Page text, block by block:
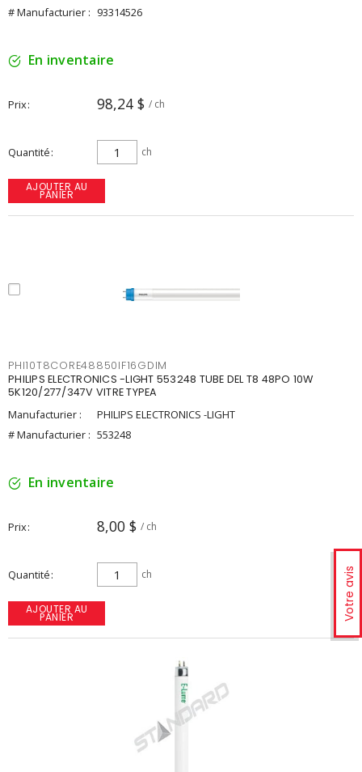
Votre avis
# Manufacturier : 93314526
En inventaire
Prix 98,24 $ / ch
Quantité ch
AJOUTER AU
PANIER
PHI10T8CORE48850IF16GDIM
PHILIPS ELECTRONICS -LIGHT 553248 TUBE DEL T8 48PO 10W
5K120/277/347V VITRE TYPEA
Manufacturier :
PHILIPS ELECTRONICS -LIGHT
# Manufacturier : 553248
En inventaire
Prix 8,00 $ / ch
Quantité ch
AJOUTER AU
PANIER